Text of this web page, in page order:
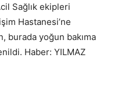
Sağlık ekipleri
Hastanesi’ne
burada yoğun bakıma
Haber: YILMAZ